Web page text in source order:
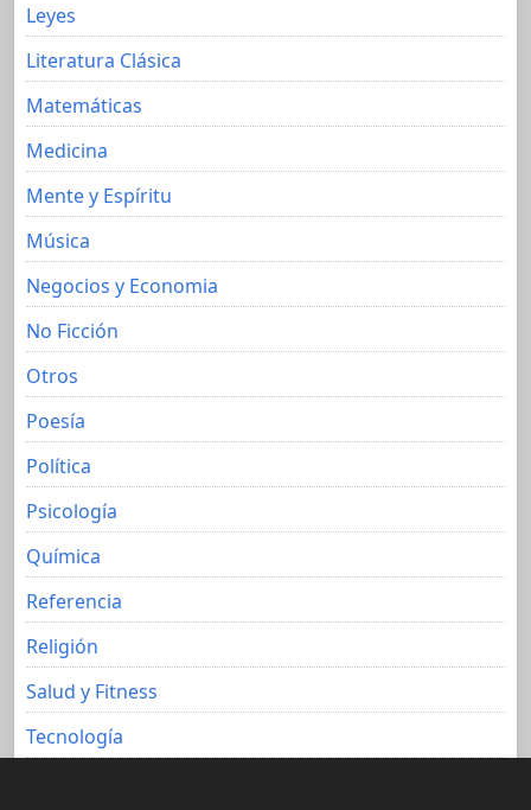
Leyes
Literatura Clásica
Matemáticas
Medicina
Mente y Espíritu
Música
Negocios y Economia
No Ficción
Otros
Poesía
Política
Psicología
Química
Referencia
Religión
Salud y Fitness
Tecnología